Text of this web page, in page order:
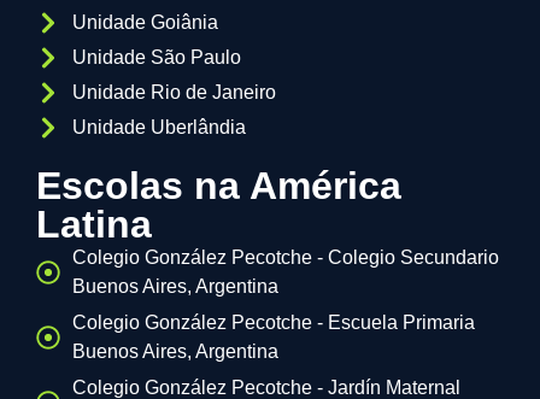
Unidade Goiânia
Unidade São Paulo
Unidade Rio de Janeiro
Unidade Uberlândia
Escolas na América
Latina
Colegio González Pecotche - Colegio Secundario
Buenos Aires, Argentina
Colegio González Pecotche - Escuela Primaria
Buenos Aires, Argentina
Colegio González Pecotche - Jardín Maternal